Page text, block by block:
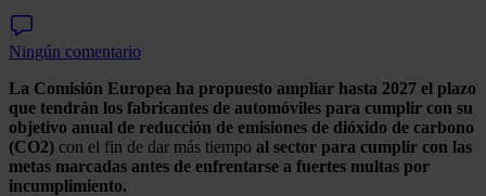
Ningún comentario
La Comisión Europea ha propuesto ampliar hasta 2027 el plazo
que tendrán los fabricantes de automóviles para cumplir con su
objetivo anual de reducción de emisiones de dióxido de carbono
(CO2) con el fin de dar más tiempo al sector para cumplir con las
metas marcadas antes de enfrentarse a fuertes multas por
incumplimiento.